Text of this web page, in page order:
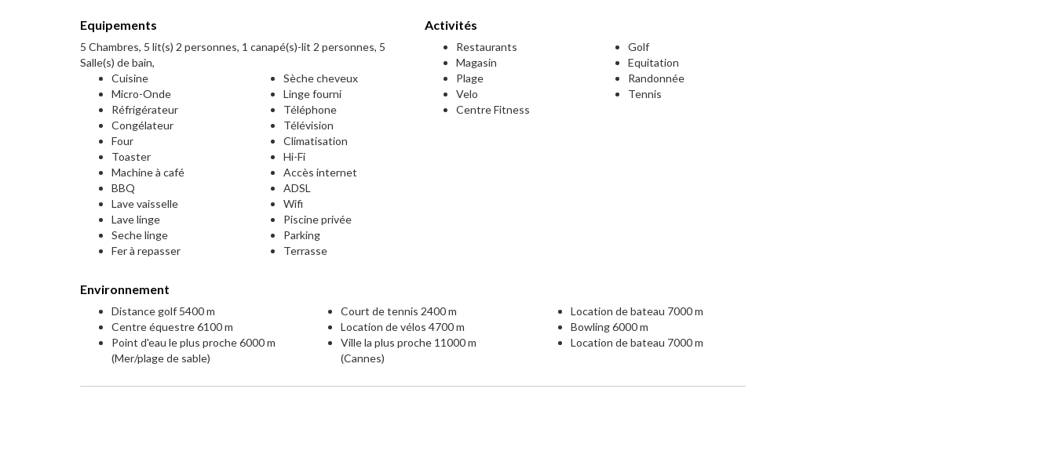
Equipements
5 Chambres, 5 lit(s) 2 personnes, 1 canapé(s)-lit 2 personnes, 5
Salle(s) de bain,
Cuisine
Micro-Onde
Réfrigérateur
Congélateur
Four
Toaster
Machine à café
BBQ
Lave vaisselle
Lave linge
Seche linge
Fer à repasser
Sèche cheveux
Linge fourni
Téléphone
Télévision
Climatisation
Hi-Fi
Accès internet
ADSL
Wifi
Piscine privée
Parking
Terrasse
Activités
Restaurants
Magasin
Plage
Velo
Centre Fitness
Golf
Equitation
Randonnée
Tennis
Environnement
Distance golf 5400 m
Centre équestre 6100 m
Point d'eau le plus proche 6000 m
(Mer/plage de sable)
Court de tennis 2400 m
Location de vélos 4700 m
Ville la plus proche 11000 m
(Cannes)
Location de bateau 7000 m
Bowling 6000 m
Location de bateau 7000 m